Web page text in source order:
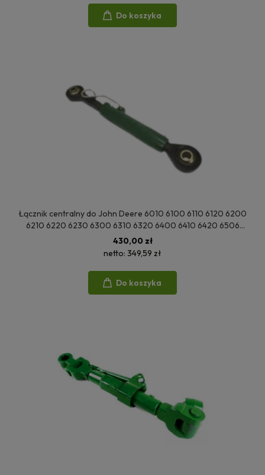
Do koszyka
Łącznik centralny do John Deere 6010 6100 6110 6120 6200
6210 6220 6230 6300 6310 6320 6400 6410 6420 6506
6510 6520 6600 7230 AL159873 AL78064
430,00 zł
netto: 349,59 zł
Do koszyka